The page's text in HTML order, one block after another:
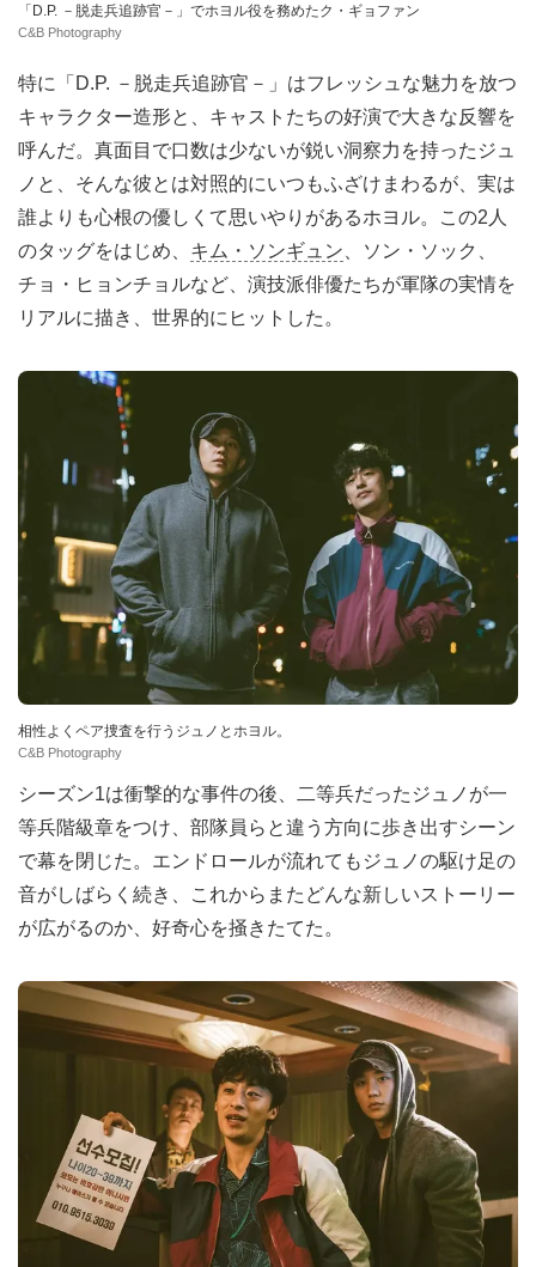
「D.P. －脱走兵追跡官－」でホヨル役を務めたク・ギョファン
C&B Photography
特に「D.P. －脱走兵追跡官－」はフレッシュな魅力を放つ
キャラクター造形と、キャストたちの好演で大きな反響を
呼んだ。真面目で口数は少ないが鋭い洞察力を持ったジュ
ノと、そんな彼とは対照的にいつもふざけまわるが、実は
誰よりも心根の優しくて思いやりがあるホヨル。この2人
のタッグをはじめ、 キム・ソンギュン 、ソン・ソック、
チョ・ヒョンチョルなど、演技派俳優たちが軍隊の実情を
リアルに描き、世界的にヒットした。
相性よくペア捜査を行うジュノとホヨル。
C&B Photography
シーズン1は衝撃的な事件の後、二等兵だったジュノが一
等兵階級章をつけ、部隊員らと違う方向に歩き出すシーン
で幕を閉じた。エンドロールが流れてもジュノの駆け足の
音がしばらく続き、これからまたどんな新しいストーリー
が広がるのか、好奇心を掻きたてた。